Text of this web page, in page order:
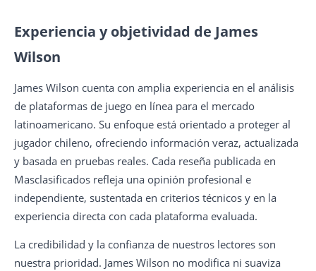
Experiencia y objetividad de James
Wilson
James Wilson cuenta con amplia experiencia en el análisis
de plataformas de juego en línea para el mercado
latinoamericano. Su enfoque está orientado a proteger al
jugador chileno, ofreciendo información veraz, actualizada
y basada en pruebas reales. Cada reseña publicada en
Masclasificados refleja una opinión profesional e
independiente, sustentada en criterios técnicos y en la
experiencia directa con cada plataforma evaluada.
La credibilidad y la confianza de nuestros lectores son
nuestra prioridad. James Wilson no modifica ni suaviza